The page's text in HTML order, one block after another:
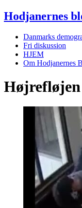
Hodjanernes
Danmarks
Fri diskussion
HJEM
Om Hodjanernes
Højrefløjen